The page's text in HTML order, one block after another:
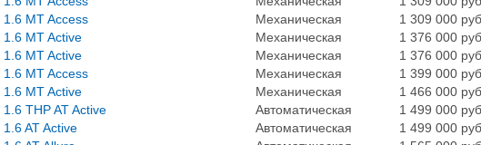
1.6 MT Access
Механическая 1 309 000 руб.
1.6 MT Active
Механическая 1 376 000 руб.
1.6 MT Active
Механическая 1 376 000 руб.
1.6 MT Access
Механическая 1 399 000 руб.
1.6 MT Active
Механическая 1 466 000 руб.
1.6 THP AT Active
Автоматическая 1 499 000 руб.
1.6 AT Active
Автоматическая 1 499 000 руб.